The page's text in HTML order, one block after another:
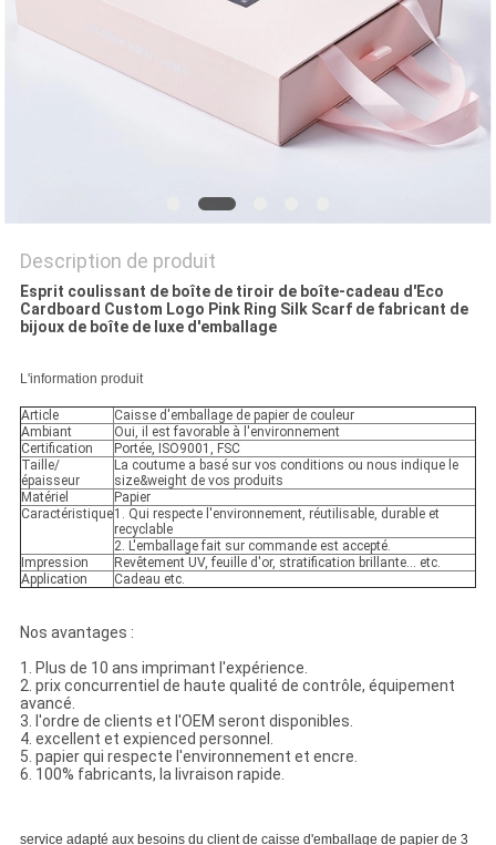
PLAN
DE
CONFIDENTIALITÉ
Description de produit
Esprit coulissant de boîte de tiroir de boîte-cadeau d'Eco
Cardboard Custom Logo Pink Ring Silk Scarf de fabricant de
bijoux de boîte de luxe d'emballage
L'information produit
Article
Caisse d'emballage de papier de couleur
Ambiant
Oui, il est favorable à l'environnement
Certification
Portée, ISO9001, FSC
Taille/
épaisseur
La coutume a basé sur vos conditions ou nous indique le
size&weight de vos produits
Matériel
Papier
Caractéristique1. Qui respecte l'environnement, réutilisable, durable et
recyclable
2. L'emballage fait sur commande est accepté.
Impression
Revêtement UV, feuille d'or, stratification brillante… etc.
Application
Cadeau etc.
Nos avantages :
1. Plus de 10 ans imprimant l'expérience.
2. prix concurrentiel de haute qualité de contrôle, équipement
avancé.
3. l'ordre de clients et l'OEM seront disponibles.
4. excellent et expienced personnel.
5. papier qui respecte l'environnement et encre.
6. 100% fabricants, la livraison rapide.
service adapté aux besoins du client de caisse d'emballage de papier de 3